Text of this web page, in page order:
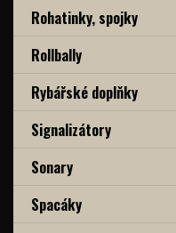
Rohatinky, spojky
Rollbally
Rybářské doplňky
Signalizátory
Sonary
Spacáky